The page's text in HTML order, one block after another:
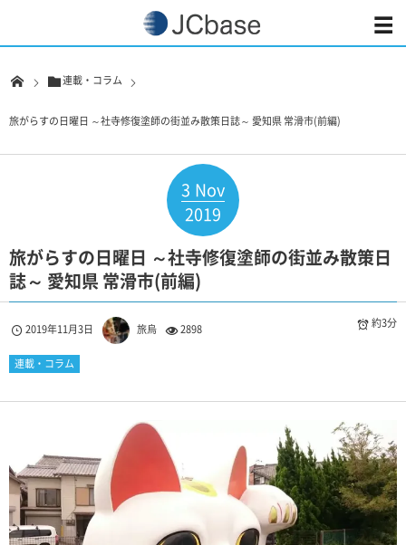
連載・コラム
旅がらすの日曜日 ～社寺修復塗師の街並み散策日誌～ 愛知県 常滑市(前編)
3 Nov
2019
旅がらすの日曜日 ～社寺修復塗師の街並み散策日
誌～ 愛知県 常滑市(前編)
2019年11月3日 旅烏 2898 約3分
連載・コラム